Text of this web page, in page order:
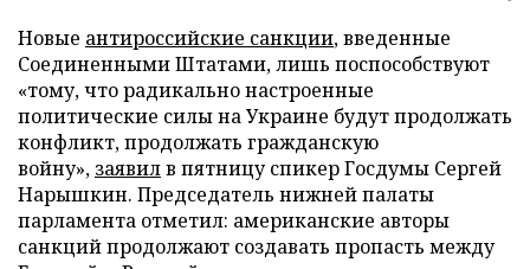
Новые антироссийские санкции, введенные
Соединенными Штатами, лишь поспособствуют
«тому, что радикально настроенные
политические силы на Украине будут продолжать
конфликт, продолжать гражданскую
войну», заявилв пятницу спикер Госдумы Сергей
Нарышкин. Председатель нижней палаты
парламента отметил: американские авторы
санкций продолжают создавать пропасть между